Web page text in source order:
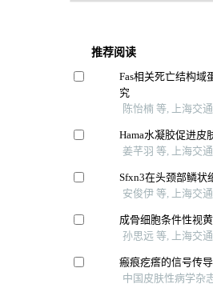
推荐阅读
Fas相关死亡结构域
究
陈怡楠 等, 上海交
Hama水凝胶促进皮
姜芊羽 等, 上海交
Sfxn3在头颈部鳞状
安俊伊 等, 上海交
成骨细胞条件性视
孙思远 等, 上海交
瘢痕疙瘩的信号传
中国皮肤性病学杂